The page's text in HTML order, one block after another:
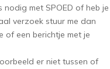
nodig met SPOED of heb je
verzoek stuur me dan
of een berichtje met je
er niet tussen of